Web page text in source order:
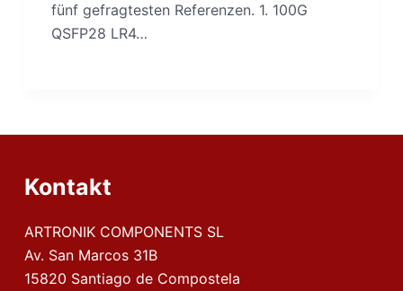
fünf gefragtesten Referenzen. 1. 100G
QSFP28 LR4…
Kontakt
ARTRONIK COMPONENTS SL
Av. San Marcos 31B
15820 Santiago de Compostela